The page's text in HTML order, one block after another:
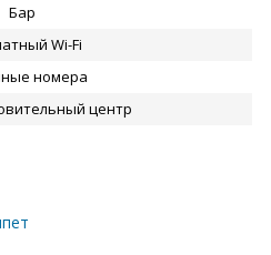
Бар
Wi-Fi
номера
центр